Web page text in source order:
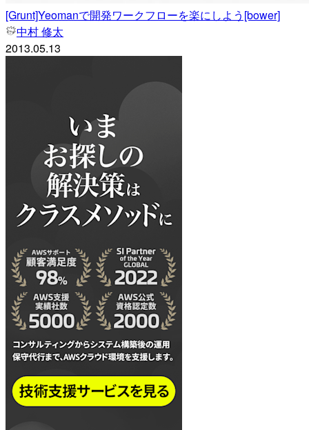
[Grunt]Yeomanで開発ワークフローを楽にしよう[bower]
中村 修太
2013.05.13